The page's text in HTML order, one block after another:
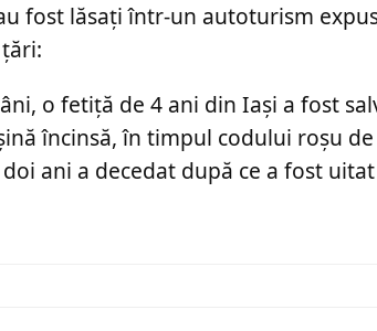
fost lăsați într-un autoturism
o fetiță de 4 ani din Iași a fost
încinsă, în timpul codului roșu
ani a decedat după ce a fost